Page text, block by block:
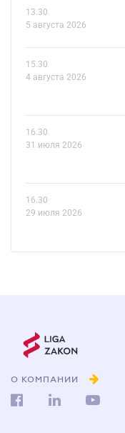
13.30
5 августа 2026
15.30
4 августа 2026
16.30
31 июля 2026
16.30
29 июля 2026
О КОМПАНИИ